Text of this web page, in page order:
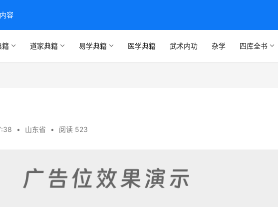
籍 道家典籍 易学典籍 医学典籍 武术内功 杂学 四库全书
• 山东省 • 阅读 523
容